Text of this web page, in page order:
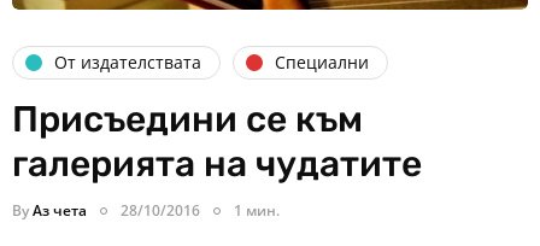
От издателствата Специални
Присъедини се към
галерията на чудатите
ByАз чета 28/10/2016 1 мин.